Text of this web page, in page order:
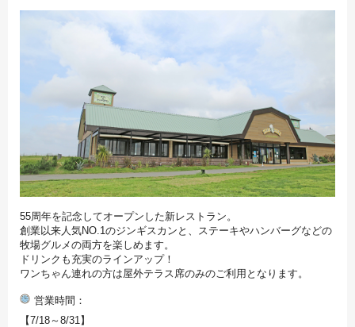
55周年を記念してオープンした新レストラン。
創業以来人気NO.1のジンギスカンと、ステーキやハンバーグなどの
牧場グルメの両方を楽しめます。
ドリンクも充実のラインアップ！
ワンちゃん連れの方は屋外テラス席のみのご利用となります。
営業時間
【7/18～8/31】